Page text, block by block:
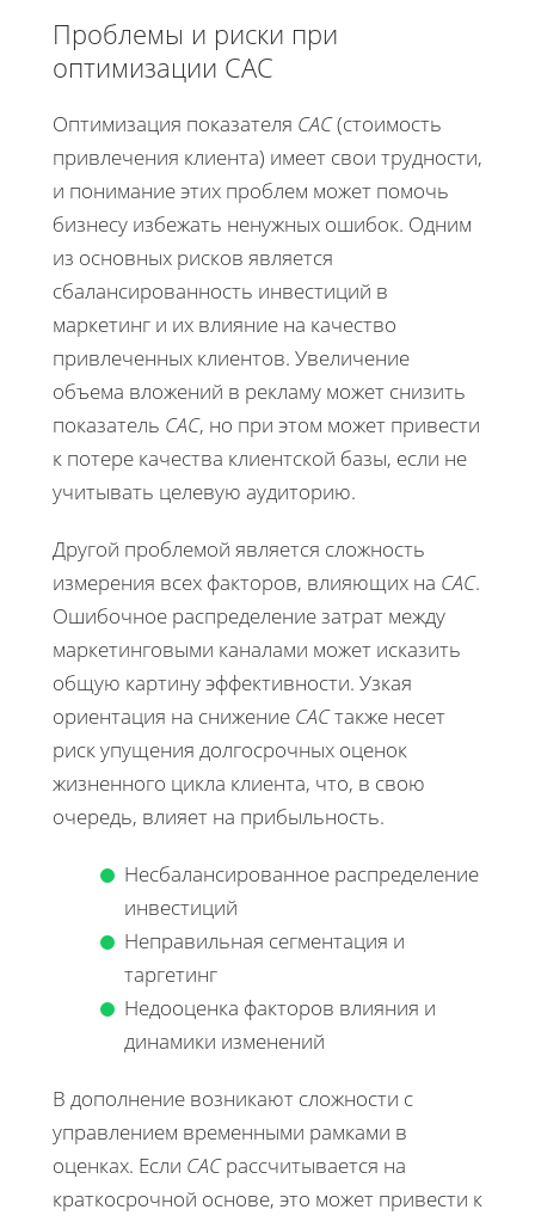
Проблемы и риски при
оптимизации CAC
Оптимизация показателя CAC(стоимость
привлечения клиента) имеет свои трудности,
и понимание этих проблем может помочь
бизнесу избежать ненужных ошибок. Одним
из основных рисков является
сбалансированность инвестиций в
маркетинг и их влияние на качество
привлеченных клиентов. Увеличение
объема вложений в рекламу может снизить
показатель CAC, но при этом может привести
к потере качества клиентской базы, если не
учитывать целевую аудиторию.
Другой проблемой является сложность
измерения всех факторов, влияющих на CAC.
Ошибочное распределение затрат между
маркетинговыми каналами может исказить
общую картину эффективности. Узкая
ориентация на снижение CACтакже несет
риск упущения долгосрочных оценок
жизненного цикла клиента, что, в свою
очередь, влияет на прибыльность.
Несбалансированное распределение
инвестиций
Неправильная сегментация и
таргетинг
Недооценка факторов влияния и
динамики изменений
В дополнение возникают сложности с
управлением временными рамками в
оценках. Если CACрассчитывается на
краткосрочной основе, это может привести к